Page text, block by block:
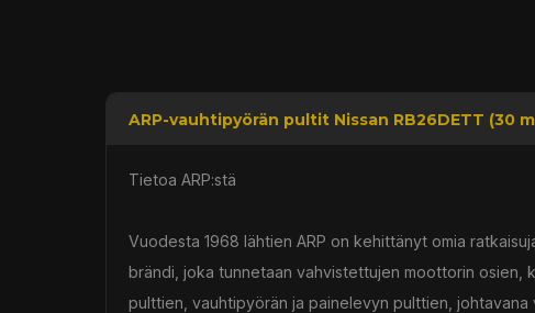
ARP-vauhtipyörän pultit Nissan RB26DETT (30
Tietoa ARP:stä
Vuodesta 1968 lähtien ARP on kehittänyt omia
brändi, joka tunnetaan vahvistettujen moottorin osien,
pulttien, vauhtipyörän ja painelevyn pulttien, johtavana